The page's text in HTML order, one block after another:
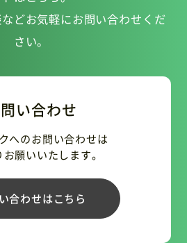
どお気軽にお問い合わせくだ
さい。
い合わせ
へのお問い合わせは
願いいたします。
合わせはこちら